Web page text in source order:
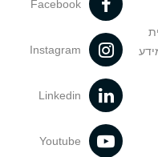
Facebook
Instagram
Linkedin
Youtube